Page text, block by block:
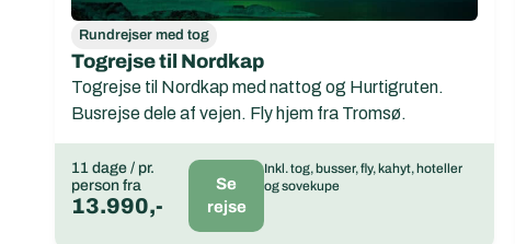
Rundrejser med tog
Togrejse til Nordkap
Togrejse til Nordkap med nattog og Hurtigruten.
Busrejse dele af vejen. Fly hjem fra Tromsø.
11 dage / pr.
person fra
13.990,-
Se
rejse
Inkl. tog, busser, fly, kahyt, hoteller
og sovekupe